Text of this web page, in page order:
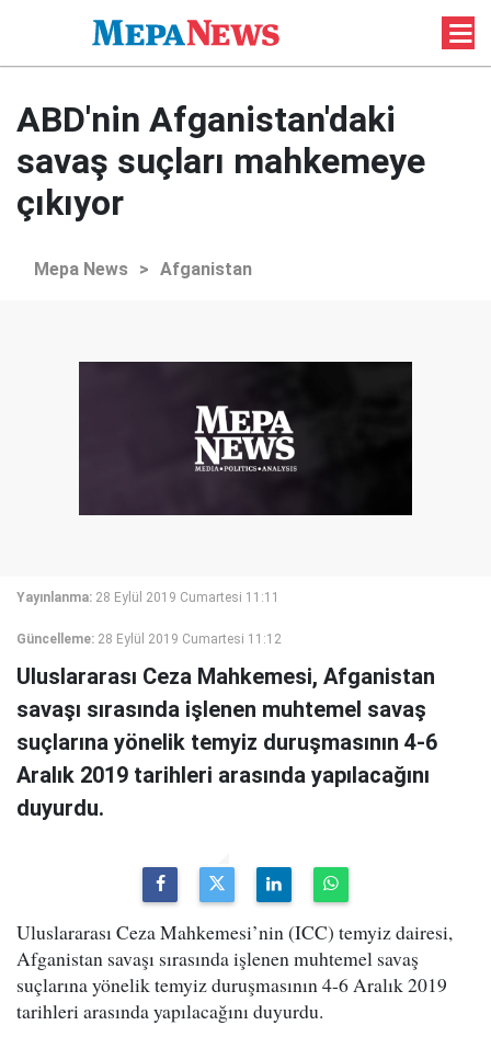
ABD'nin Afganistan'daki
savaş suçları mahkemeye
çıkıyor
Mepa News > Afganistan
Yayınlanma: 28 Eylül 2019 Cumartesi 11:11
Güncelleme: 28 Eylül 2019 Cumartesi 11:12
Uluslararası Ceza Mahkemesi, Afganistan
savaşı sırasında işlenen muhtemel savaş
suçlarına yönelik temyiz duruşmasının 4-6
Aralık 2019 tarihleri arasında yapılacağını
duyurdu.
Uluslararası Ceza Mahkemesi’nin (ICC) temyiz dairesi,
Afganistan savaşı sırasında işlenen muhtemel savaş
suçlarına yönelik temyiz duruşmasının 4-6 Aralık 2019
tarihleri arasında yapılacağını duyurdu.